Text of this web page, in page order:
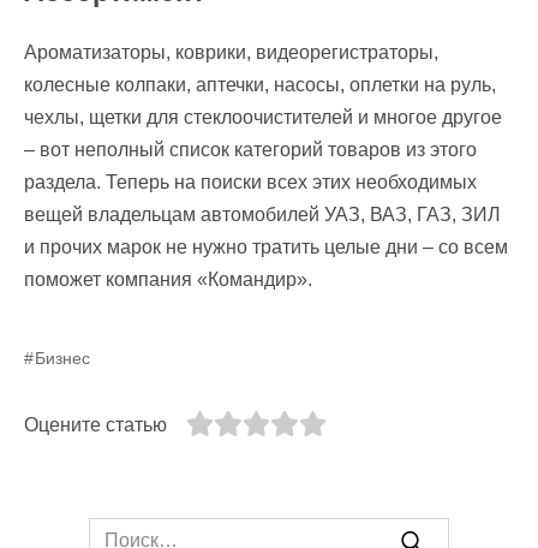
Ароматизаторы, коврики, видеорегистраторы,
колесные колпаки, аптечки, насосы, оплетки на руль,
чехлы, щетки для стеклоочистителей и многое другое
– вот неполный список категорий товаров из этого
раздела. Теперь на поиски всех этих необходимых
вещей владельцам автомобилей УАЗ, ВАЗ, ГАЗ, ЗИЛ
и прочих марок не нужно тратить целые дни – со всем
поможет компания «Командир».
Бизнес
Оцените статью
Search